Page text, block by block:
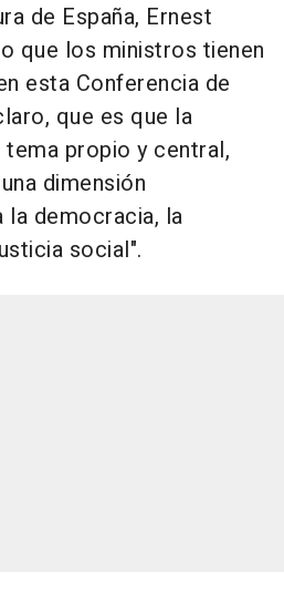
de España, Ernest
que los ministros tienen
esta Conferencia de
que es que la
propio y central,
dimensión
la democracia, la
social".